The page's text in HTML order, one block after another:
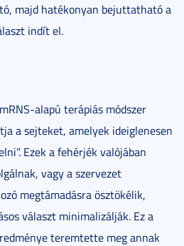
majd hatékonyan bejuttatható a
indít el.
alapú terápiás módszer
a sejteket, amelyek ideiglenesen
Ezek a fehérjék valójában
vagy a szervezet
megtámadásra ösztökélik,
választ minimalizálják. Ez a
teremtette meg annak